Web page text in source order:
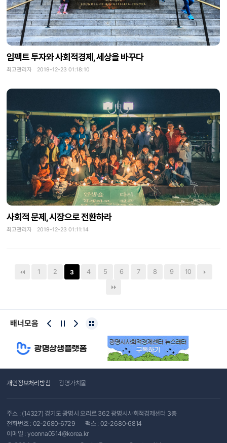
임팩트 투자와 사회적경제, 세상을 바꾸다
최고관리자 2019-12-23 01:18:10
사회적 문제, 시장으로 전환하라
최고관리자 2019-12-23 01:11:14
1 2 3 4 5 6 7 8 9 10
배너모음
개인정보처리방침 광명가치몰
주소 : (14327) 경기도 광명시 오리로 362 광명시사회적경제센터 3층
전화번호 : 02-2680-6729
팩스 : 02-2680-6814
이메일 : yoonna0514@korea.kr